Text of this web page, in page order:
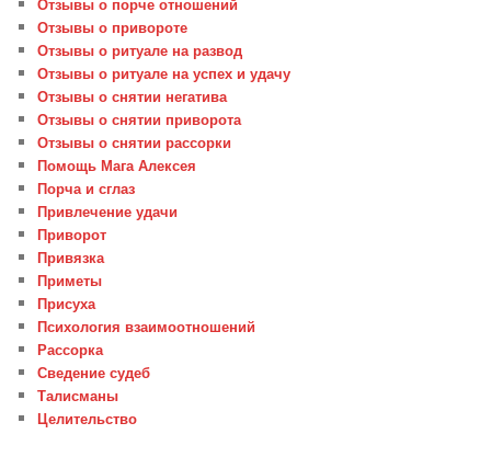
Отзывы о привороте
Отзывы о ритуале на развод
Отзывы о ритуале на успех и удачу
Отзывы о снятии негатива
Отзывы о снятии приворота
Отзывы о снятии рассорки
Помощь Мага Алексея
Порча и сглаз
Привлечение удачи
Приворот
Привязка
Приметы
Присуха
Психология взаимоотношений
Рассорка
Сведение судеб
Талисманы
Целительство